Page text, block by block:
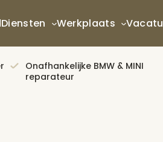
Diensten Werkplaats
Onafhankelijke BMW & MINI
reparateur